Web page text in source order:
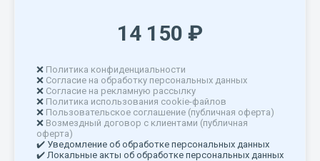
14 150 ₽
❌ Политика конфиденциальности
❌ Согласие на обработку персональных данных
❌ Согласие на рекламную рассылку
❌ Политика использования cookie-файлов
❌ Пользовательское соглашение (публичная оферта)
❌ Возмездный договор с клиентами (публичная
оферта)
✔️ Уведомление об обработке персональных данных
✔️ Локальные акты об обработке персональных данных